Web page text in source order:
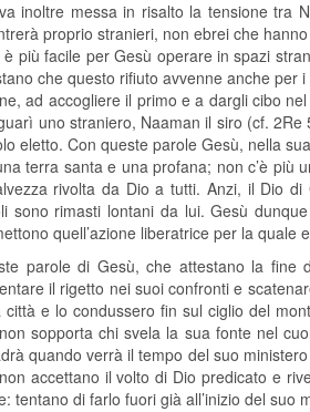
inoltre messa in risalto la tensione tra
proprio stranieri, non ebrei che
è più facile per Gesù operare in spazi
che questo rifiuto avvenne anche per
ad accogliere il primo e a dargli cibo
uno straniero, Naaman il siro (cf.
eletto. Con queste parole Gesù, nella
terra santa e una profana; non c’è più
rivolta da Dio a tutti. Anzi, il Dio
sono rimasti lontani da lui. Gesù
quell’azione liberatrice per la quale
parole di Gesù, che attestano la fine
il rigetto nei suoi confronti e
città e lo condussero fin sul ciglio del
sopporta chi svela la sua fonte nel
quando verrà il tempo del suo
accettano il volto di Dio predicato e
tentano di farlo fuori già all’inizio del suo